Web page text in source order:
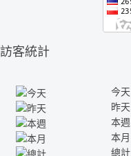
訪客統計
今天
昨天
本週
本月
總計